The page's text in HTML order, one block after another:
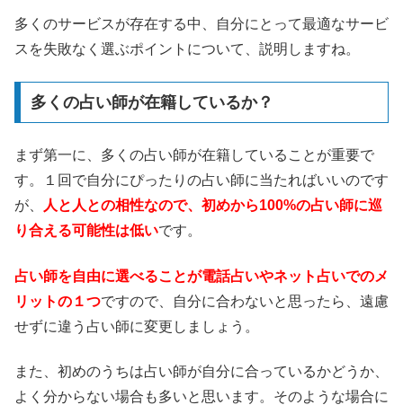
多くのサービスが存在する中、自分にとって最適なサービ
スを失敗なく選ぶポイントについて、説明しますね。
多くの占い師が在籍しているか？
まず第一に、多くの占い師が在籍していることが重要で
す。１回で自分にぴったりの占い師に当たればいいのです
が、
人と人との相性なので、初めから100%の占い師に巡
り合える可能性は低いです。
占い師を自由に選べることが電話占いやネット占いでのメ
リットの１つですので、自分に合わないと思ったら、遠慮
せずに違う占い師に変更しましょう。
また、初めのうちは占い師が自分に合っているかどうか、
よく分からない場合も多いと思います。そのような場合に